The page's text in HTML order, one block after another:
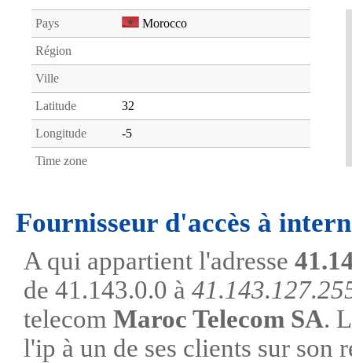
Pays Morocco
Région
Ville
Latitude 32
Longitude -5
Time zone
Fournisseur d'accès à
A qui appartient l'adresse
de 41.143.0.0 à
telecom Maroc Telecom SA.
l'ip à un de ses clients sur son